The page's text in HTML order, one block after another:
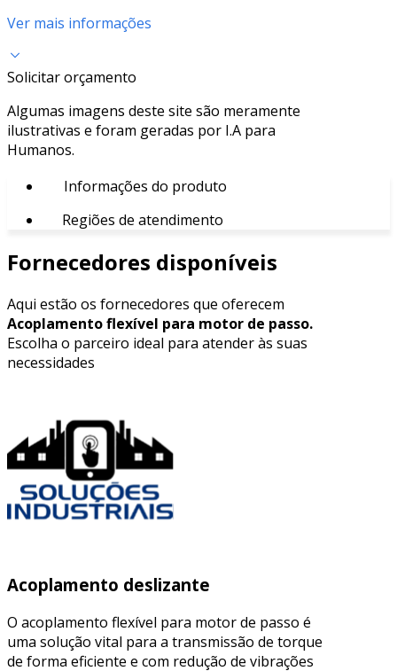
Ver mais informações
Solicitar orçamento
Algumas imagens deste site são meramente
ilustrativas e foram geradas por I.A para
Humanos.
Informações do produto
Regiões de atendimento
Fornecedores disponíveis
Aqui estão os fornecedores que oferecem
Acoplamento flexível para motor de passo.
Escolha o parceiro ideal para atender às suas
necessidades
Acoplamento deslizante
O acoplamento flexível para motor de passo é
uma solução vital para a transmissão de torque
de forma eficiente e com redução de vibrações